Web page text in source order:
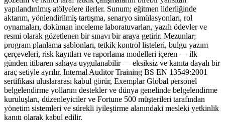
yapılandırılmış atölyelere ilerler. Sunum; eğitmen liderliğinde
aktarım, yönlendirilmiş tartışma, senaryo simülasyonları, rol
oynamaları, doküman inceleme laboratuvarları, yazılı ödevler ve
resmi olarak gözetlenen bir sınavı bir araya getirir. Mezunlar;
program planlama şablonları, tetkik kontrol listeleri, bulgu yazım
çerçeveleri, risk kayıtları ve raporlama modelleri içeren — ilk
günden itibaren sahaya uygulanabilir — eksiksiz ve kanıta dayalı bir
araç setiyle ayrılır. Internal Auditor Training BS EN 13549:2001
sertifikası uluslararası kabul görür, Exemplar Global personel
belgelendirme yollarını destekler ve dünya genelinde belgelendirme
kuruluşları, düzenleyiciler ve Fortune 500 müşterileri tarafından
yönetim sistemleri ve sürekli iyileştirme alanındaki mesleki yetkinlik
kanıtı olarak kabul edilir.